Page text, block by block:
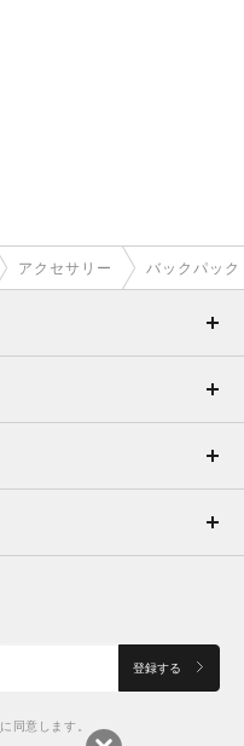
アクセサリー バックパック
登録する
に同意します。